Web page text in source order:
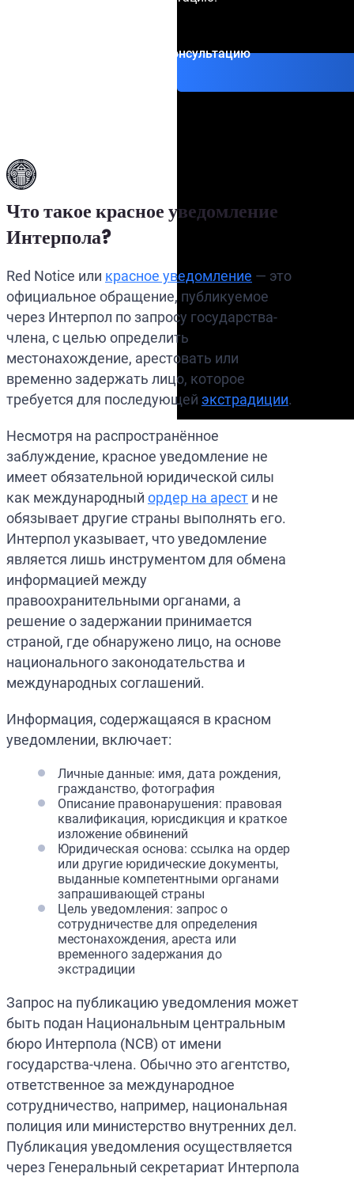
Получить консультацию
Что такое красное уведомление
Интерпола?
Red Notice или красное уведомление — это
официальное обращение, публикуемое
через Интерпол по запросу государства-
члена, с целью определить
местонахождение, арестовать или
временно задержать лицо, которое
требуется для последующей экстрадиции.
Несмотря на распространённое
заблуждение, красное уведомление не
имеет обязательной юридической силы
как международный ордер на арест и не
обязывает другие страны выполнять его.
Интерпол указывает, что уведомление
является лишь инструментом для обмена
информацией между
правоохранительными органами, а
решение о задержании принимается
страной, где обнаружено лицо, на основе
национального законодательства и
международных соглашений.
Информация, содержащаяся в красном
уведомлении, включает:
Личные данные: имя, дата рождения,
гражданство, фотография
Описание правонарушения: правовая
квалификация, юрисдикция и краткое
изложение обвинений
Юридическая основа: ссылка на ордер
или другие юридические документы,
выданные компетентными органами
запрашивающей страны
Цель уведомления: запрос о
сотрудничестве для определения
местонахождения, ареста или
временного задержания до
экстрадиции
Запрос на публикацию уведомления может
быть подан Национальным центральным
бюро Интерпола (NCB) от имени
государства-члена. Обычно это агентство,
ответственное за международное
сотрудничество, например, национальная
полиция или министерство внутренних дел.
Публикация уведомления осуществляется
через Генеральный секретариат Интерпола